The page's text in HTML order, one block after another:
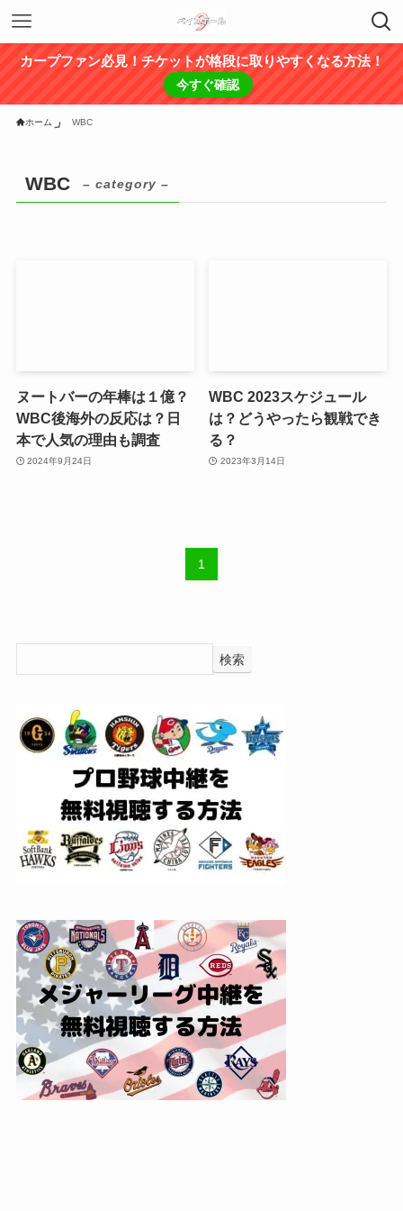
カープファン必見！チケットが格段に取りやすくなる方法！
今すぐ確認
ホーム WBC
WBC – category –
ヌートバーの年棒は１億？
WBC後海外の反応は？日
本で人気の理由も調査
2024年9月24日
WBC 2023スケジュール
は？どうやったら観戦でき
る？
2023年3月14日
1
検索